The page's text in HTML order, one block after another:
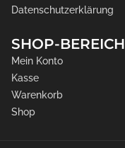
Datenschutzerklärung
SHOP-BEREICH
Mein Konto
Kasse
Warenkorb
Shop